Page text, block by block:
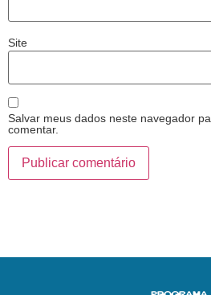
Site
Salvar meus dados neste navegador
comentar.